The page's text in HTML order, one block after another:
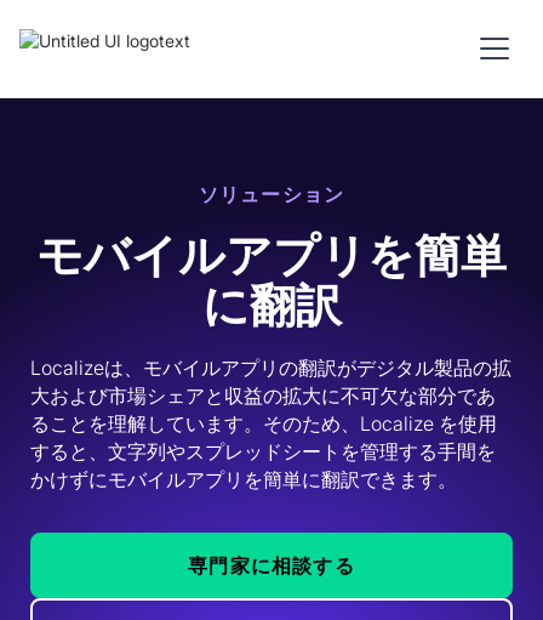
ソリューション
モバイルアプリを簡単
に翻訳
Localizeは、モバイルアプリの翻訳がデジタル製品の拡
大および市場シェアと収益の拡大に不可欠な部分であ
ることを理解しています。そのため、Localize を使用
すると、文字列やスプレッドシートを管理する手間を
かけずにモバイルアプリを簡単に翻訳できます。
専門家に相談する